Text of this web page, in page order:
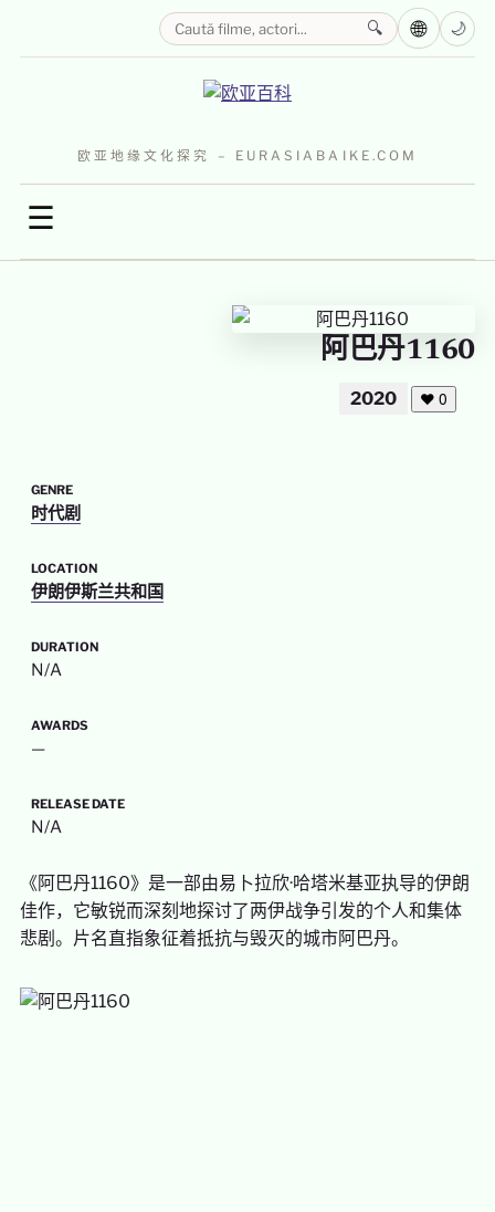
欧亚地缘文化探究 – EURASIABAIKE.COM
☰
🔍 🌐 🌙
阿巴丹1160
2020 ❤ 0
GENRE
时代剧
LOCATION
伊朗伊斯兰共和国
DURATION
N/A
AWARDS
—
RELEASE DATE
N/A
《阿巴丹1160》是一部由易卜拉欣·哈塔米基亚执导的伊朗
佳作，它敏锐而深刻地探讨了两伊战争引发的个人和集体
悲剧。片名直指象征着抵抗与毁灭的城市阿巴丹。